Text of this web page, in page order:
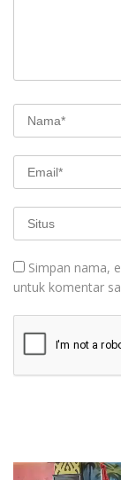
Simpan nama,
untuk komentar
Pemutar